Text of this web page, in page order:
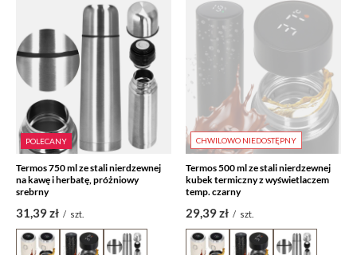
POLECANY
Termos 750 ml ze stali nierdzewnej
na kawę i herbatę, próżniowy
srebrny
31,39 zł / szt.
CHWILOWO NIEDOSTĘPNY
Termos 500 ml ze stali nierdzewnej
kubek termiczny z wyświetlaczem
temp. czarny
29,39 zł / szt.